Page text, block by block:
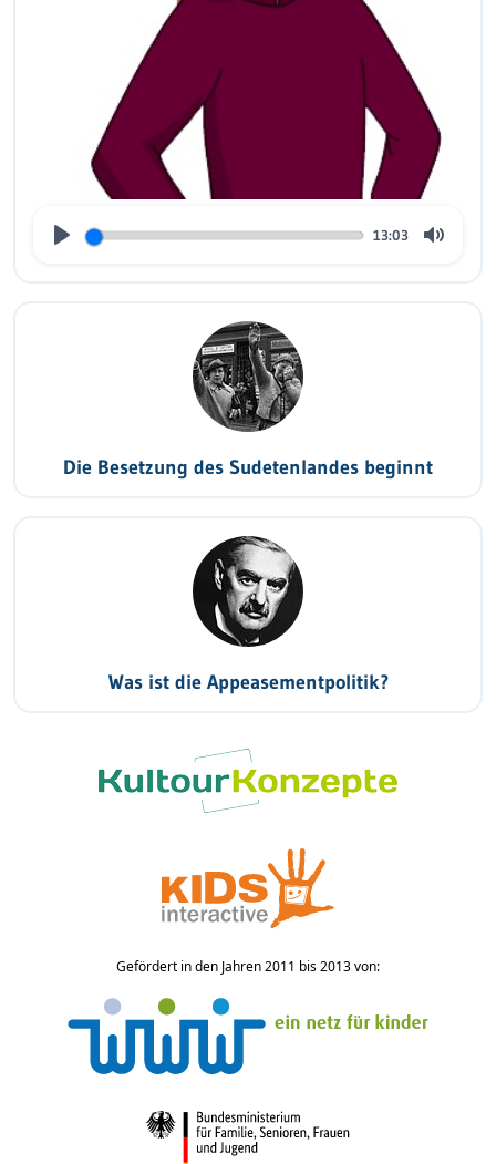
13:03
Die Besetzung des Sudetenlandes beginnt
Was ist die Appeasementpolitik?
Gefördert in den Jahren 2011 bis 2013 von: